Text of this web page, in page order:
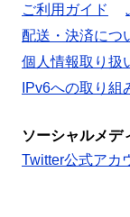
ご利用ガイド
配送・決済につ
個人情報取り扱
IPv6への取り組
ソーシャルメデ
Twitter公式アカ